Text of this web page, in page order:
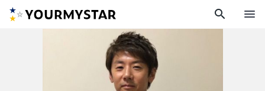
search menu